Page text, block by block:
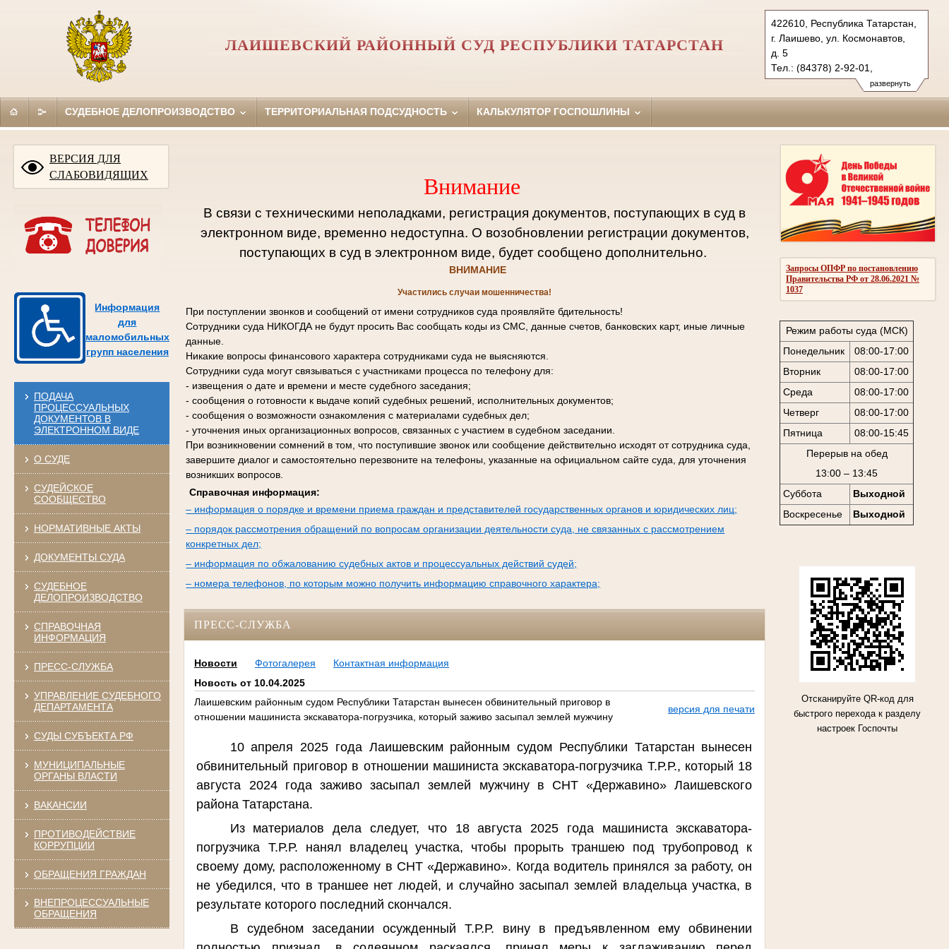
развернуть
422610, Республика Татарстан,
г. Лаишево, ул. Космонавтов,
д. 5
Тел.: (84378) 2-92-01,
(84378) 2-51-16 (ф.)
laishevsky.tat@sudrf.ru
ЛАИШЕВСКИЙ РАЙОННЫЙ СУД РЕСПУБЛИКИ ТАТАРСТАН
СУДЕБНОЕ ДЕЛОПРОИЗВОДСТВО ТЕРРИТОРИАЛЬНАЯ ПОДСУДНОСТЬ КАЛЬКУЛЯТОР ГОСПОШЛИНЫ
ВЕРСИЯ ДЛЯ
СЛАБОВИДЯЩИХ
Информация
для
маломобильных
групп населения
ПОДАЧА
ПРОЦЕССУАЛЬНЫХ
ДОКУМЕНТОВ В
ЭЛЕКТРОННОМ ВИДЕ
О СУДЕ
СУДЕЙСКОЕ
СООБЩЕСТВО
НОРМАТИВНЫЕ АКТЫ
ДОКУМЕНТЫ СУДА
СУДЕБНОЕ
ДЕЛОПРОИЗВОДСТВО
СПРАВОЧНАЯ
ИНФОРМАЦИЯ
ПРЕСС-СЛУЖБА
УПРАВЛЕНИЕ СУДЕБНОГО
ДЕПАРТАМЕНТА
СУДЫ СУБЪЕКТА РФ
МУНИЦИПАЛЬНЫЕ
ОРГАНЫ ВЛАСТИ
ВАКАНСИИ
ПРОТИВОДЕЙСТВИЕ
КОРРУПЦИИ
ОБРАЩЕНИЯ ГРАЖДАН
ВНЕПРОЦЕССУАЛЬНЫЕ
ОБРАЩЕНИЯ
Запросы ОПФР по постановлению
Правительства РФ от 28.06.2021 №
1037
Режим работы суда (МСК)
Понедельник
08:00-17:00
Вторник
08:00-17:00
Среда
08:00-17:00
Четверг
08:00-17:00
Пятница
08:00-15:45
Перерыв на обед
13:00 – 13:45
Суббота
Выходной
Воскресенье
Выходной
Отсканируйте QR-код для
быстрого перехода к разделу
настроек Госпочты
Внимание
В связи с техническими неполадками, регистрация документов, поступающих в суд в
электронном виде, временно недоступна. О возобновлении регистрации документов,
поступающих в суд в электронном виде, будет сообщено дополнительно.
ВНИМАНИЕ
Участились случаи мошенничества!
При поступлении звонков и сообщений от имени сотрудников суда проявляйте бдительность!
Сотрудники суда НИКОГДА не будут просить Вас сообщать коды из СМС, данные счетов, банковских карт, иные личные
данные.
Никакие вопросы финансового характера сотрудниками суда не выясняются.
Сотрудники суда могут связываться с участниками процесса по телефону для:
- извещения о дате и времени и месте судебного заседания;
- сообщения о готовности к выдаче копий судебных решений, исполнительных документов;
- сообщения о возможности ознакомления с материалами судебных дел;
- уточнения иных организационных вопросов, связанных с участием в судебном заседании.
При возникновении сомнений в том, что поступившие звонок или сообщение действительно исходят от сотрудника суда,
завершите диалог и самостоятельно перезвоните на телефоны, указанные на официальном сайте суда, для уточнения
возникших вопросов.
Справочная информация:
– информация о порядке и времени приема граждан и представителей государственных органов и юридических лиц;
– порядок рассмотрения обращений по вопросам организации деятельности суда, не связанных с рассмотрением
конкретных дел;
– информация по обжалованию судебных актов и процессуальных действий судей;
– номера телефонов, по которым можно получить информацию справочного характера;
ПРЕСС-СЛУЖБА
Новости Фотогалерея
Контактная информация
Новость от 10.04.2025
Лаишевским районным судом Республики Татарстан вынесен обвинительный приговор в
отношении машиниста экскаватора-погрузчика, который заживо засыпал землей мужчину
версия для печати
10 апреля 2025 года Лаишевским районным судом Республики Татарстан вынесен
обвинительный приговор в отношении машиниста экскаватора-погрузчика Т.Р.Р., который 18
августа 2024 года заживо засыпал землей мужчину в СНТ «Державино» Лаишевского
района Татарстана.
Из материалов дела следует, что 18 августа 2025 года машиниста экскаватора-
погрузчика Т.Р.Р. нанял владелец участка, чтобы прорыть траншею под трубопровод к
своему дому, расположенному в СНТ «Державино». Когда водитель принялся за работу, он
не убедился, что в траншее нет людей, и случайно засыпал землей владельца участка, в
результате которого последний скончался.
В судебном заседании осужденный Т.Р.Р. вину в предъявленном ему обвинении